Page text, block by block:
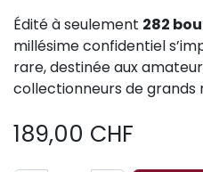
Édité à seulement 282
millésime confidentiel
rare, destinée aux
collectionneurs de grands
189,00 CHF